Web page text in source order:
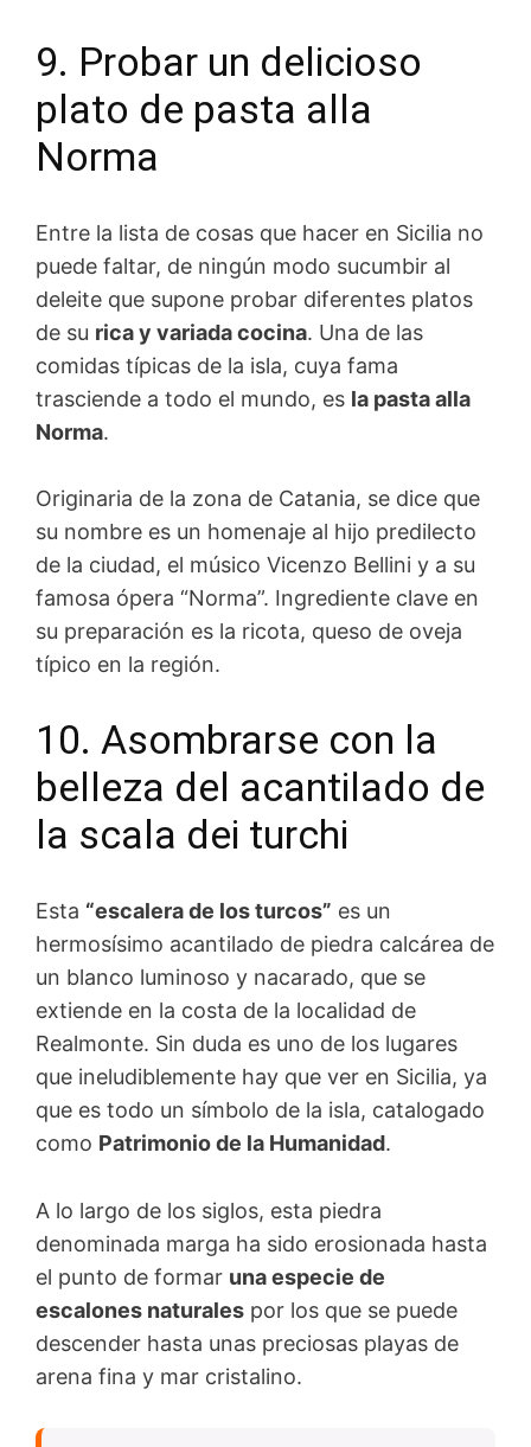
9. Probar un delicioso
plato de pasta alla
Norma
Entre la lista de cosas que hacer en Sicilia no
puede faltar, de ningún modo sucumbir al
deleite que supone probar diferentes platos
de su rica y variada cocina. Una de las
comidas típicas de la isla, cuya fama
trasciende a todo el mundo, es la pasta alla
Norma.
Originaria de la zona de Catania, se dice que
su nombre es un homenaje al hijo predilecto
de la ciudad, el músico Vicenzo Bellini y a su
famosa ópera “Norma”. Ingrediente clave en
su preparación es la ricota, queso de oveja
típico en la región.
10. Asombrarse con la
belleza del acantilado de
la scala dei turchi
Esta “escalera de los turcos” es un
hermosísimo acantilado de piedra calcárea de
un blanco luminoso y nacarado, que se
extiende en la costa de la localidad de
Realmonte. Sin duda es uno de los lugares
que ineludiblemente hay que ver en Sicilia, ya
que es todo un símbolo de la isla, catalogado
como Patrimonio de la Humanidad.
A lo largo de los siglos, esta piedra
denominada marga ha sido erosionada hasta
el punto de formar una especie de
escalones naturales por los que se puede
descender hasta unas preciosas playas de
arena fina y mar cristalino.